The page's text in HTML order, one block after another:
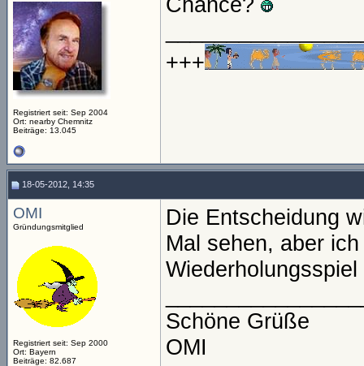
Registriert seit: Sep 2004
Ort: nearby Chemnitz
Beiträge: 13.045
+++
18-05-2012, 14:35
OMI
Gründungsmitglied
Registriert seit: Sep 2000
Ort: Bayern
Beiträge: 82.687
Die Entscheidung
Mal sehen, aber
Schöne Grüße
OMI